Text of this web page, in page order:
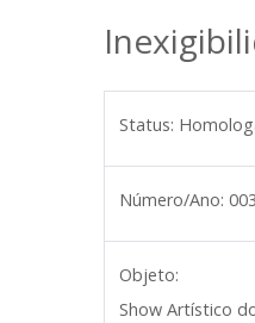
Status:
Número/Ano:
Objeto:
Show Artístico